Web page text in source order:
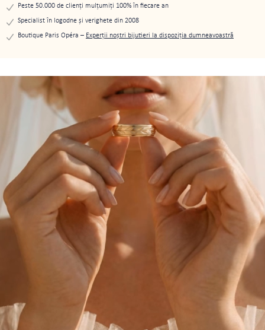
Peste 50.000 de clienți mulțumiți 100% în fiecare an
Specialist în logodne și verighete din 2008
Boutique Paris Opéra – Experții noștri bijutieri la dispoziția dumneavoastră